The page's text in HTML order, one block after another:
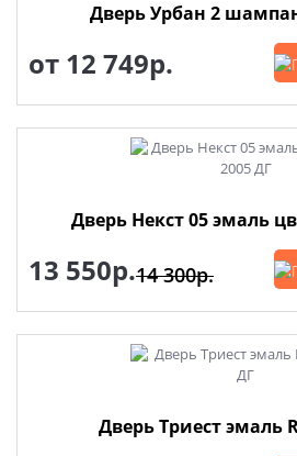
Дверь Урбан 2
от 12 749р.
Дверь Некст 05 эмаль
13 550р.14 300р.
Дверь Триест эмаль